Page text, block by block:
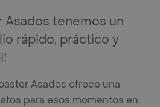
Asados tenemos un
rápido, práctico y
Asados ofrece una
para esos momentos en